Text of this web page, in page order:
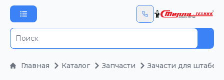
Главная Каталог Запчасти Зачасти для